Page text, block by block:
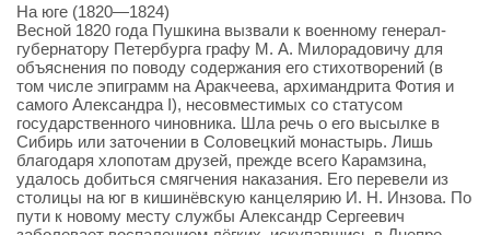
На юге (1820—1824)
Весной 1820 года Пушкина вызвали к военному генерал-
губернатору Петербурга графу М. А. Милорадовичу для
объяснения по поводу содержания его стихотворений (в
том числе эпиграмм на Аракчеева, архимандрита Фотия и
самого Александра I), несовместимых со статусом
государственного чиновника. Шла речь о его высылке в
Сибирь или заточении в Соловецкий монастырь. Лишь
благодаря хлопотам друзей, прежде всего Карамзина,
удалось добиться смягчения наказания. Его перевели из
столицы на юг в кишинёвскую канцелярию И. Н. Инзова. По
пути к новому месту службы Александр Сергеевич